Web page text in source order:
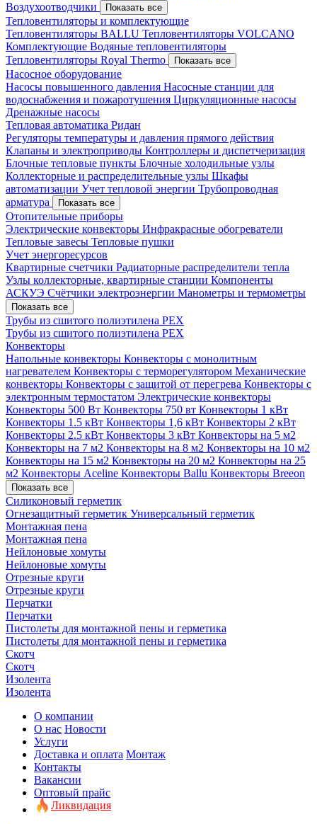
Воздухоотводчики
Показать все
Тепловентиляторы и комплектующие
Тепловентиляторы BALLU Тепловентиляторы VOLCANO
Комплектующие Водяные тепловентиляторы
Тепловентиляторы Royal Thermo
Показать все
Насосное оборудование
Насосы повышенного давления Насосные станции для
водоснабжения и пожаротушения Циркуляционные насосы
Дренажные насосы
Тепловая автоматика Ридан
Регуляторы температуры и давления прямого действия
Клапаны и электроприводы Контроллеры и диспетчеризация
Блочные тепловые пункты Блочные холодильные узлы
Коллекторные и распределительные узлы Шкафы
автоматизации Учет тепловой энергии Трубопроводная
арматура
Показать все
Отопительные приборы
Электрические конвекторы Инфракрасные обогреватели
Тепловые завесы Тепловые пушки
Учет энергоресурсов
Квартирные счетчики Радиаторные распределители тепла
Узлы коллекторные, квартирные станции Компоненты
АСКУЭ Счётчики электроэнергии Манометры и термометры
Показать все
Трубы из сшитого полиэтилена PEX
Трубы из сшитого полиэтилена PEX
Конвекторы
Напольные конвекторы Конвекторы с монолитным
нагревателем Конвекторы с терморегулятором Механические
конвекторы Конвекторы с защитой от перегрева Конвекторы с
электронным термостатом Электрические конвекторы
Конвекторы 500 Вт Конвекторы 750 вт Конвекторы 1 кВт
Конвекторы 1.5 кВт Конвекторы 1,6 кВт Конвекторы 2 кВт
Конвекторы 2.5 кВт Конвекторы 3 кВт Конвекторы на 5 м2
Конвекторы на 7 м2 Конвекторы на 8 м2 Конвекторы на 10 м2
Конвекторы на 15 м2 Конвекторы на 20 м2 Конвекторы на 25
м2 Конвекторы Aceline Конвекторы Ballu Конвекторы Breeon
Показать все
Силиконовый герметик
Огнезащитный герметик Универсальный герметик
Монтажная пена
Монтажная пена
Нейлоновые хомуты
Нейлоновые хомуты
Отрезные круги
Отрезные круги
Перчатки
Перчатки
Пистолеты для монтажной пены и герметика
Пистолеты для монтажной пены и герметика
Скотч
Скотч
Изолента
Изолента
О компании
О нас Новости
Услуги
Доставка и оплата Монтаж
Контакты
Вакансии
Оптовый прайс
Ликвидация